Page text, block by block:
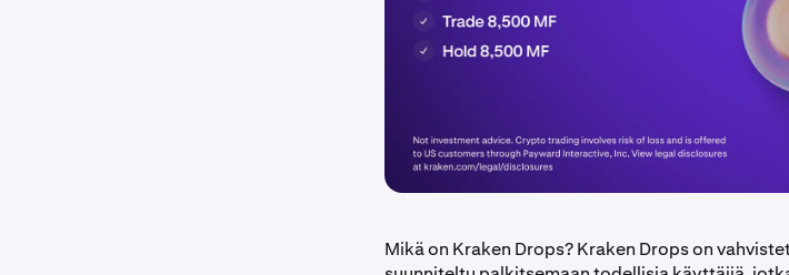
Mikä on Kraken Drops? Kraken Drops on